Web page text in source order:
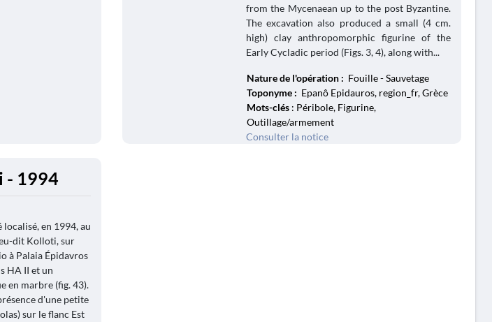
from the Mycenaean up to the post Byzantine.
The excavation also produced a small (4 cm.
high) clay anthropomorphic figurine of the
Early Cycladic period (Figs. 3, 4), along with...
Nature de l'opération : Fouille - Sauvetage
Toponyme : Epanô Epidauros, region_fr, Grèce
Mots-clés: Péribole, Figurine,
Outillage/armement
Consulter la notice
- 1994
en 1994, au
dit Kolloti, sur
à Palaia Épidavros
HA II et un
en marbre (fig. 43).
d'une petite
sur le flanc Est